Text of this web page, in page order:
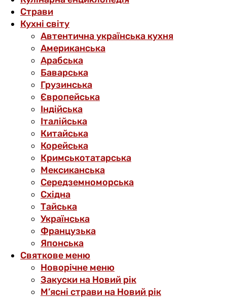
Страви
Кухні світу
Автентична українська кухня
Американська
Арабська
Баварська
Грузинська
Європейська
Індійська
Італійська
Китайська
Корейська
Кримськотатарська
Мексиканська
Середземноморська
Східна
Тайська
Українська
Французька
Японська
Святкове меню
Новорічне меню
Закуски на Новий рік
М’ясні страви на Новий рік